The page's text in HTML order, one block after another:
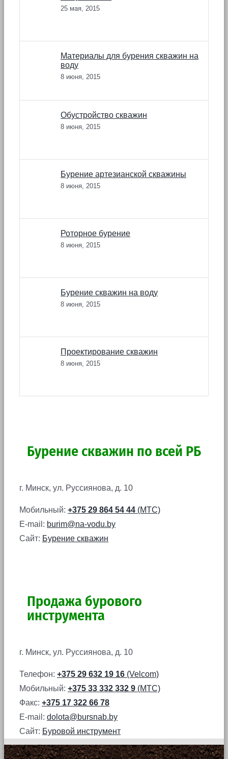
25 мая, 2015
Материалы для бурения скважин на
воду
8 июня, 2015
Обустройство скважин
8 июня, 2015
Бурение артезианской скважины
8 июня, 2015
Роторное бурение
8 июня, 2015
Бурение скважин на воду
8 июня, 2015
Проектирование скважин
8 июня, 2015
Бурение скважин по всей РБ
г. Минск, ул. Руссиянова, д. 10
Мобильный: +375 29 864 54 44 (МТС)
E-mail: burim@na-vodu.by
Сайт: Бурение скважин
Продажа бурового
инструмента
г. Минск, ул. Руссиянова, д. 10
Телефон: +375 29 632 19 16 (Velcom)
Мобильный: +375 33 332 332 9 (МТС)
Факс: +375 17 322 66 78
E-mail: dolota@bursnab.by
Сайт: Буровой инструмент